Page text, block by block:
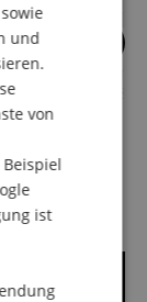
Lust auf E-Gitarre,
Akustikgitarre &
ITALIAN
SPANISH
und
von
ist